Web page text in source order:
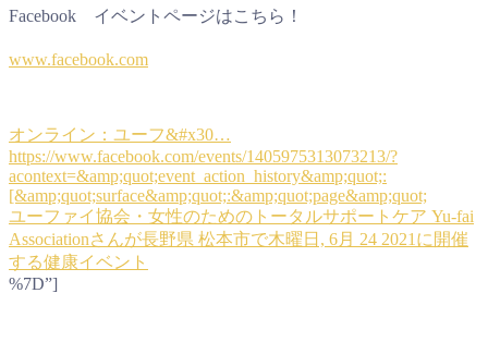
Facebook イベントページはこちら！
www.facebook.com
オンライン：ユーフ&#x30…
https://www.facebook.com/events/1405975313073213/?
acontext=&amp;quot;event_action_history&amp;quot;:
[&amp;quot;surface&amp;quot;:&amp;quot;page&amp;quot;
ユーファイ協会・女性のためのトータルサポートケア Yu-fai
Associationさんが長野県 松本市で木曜日, 6月 24 2021に開催
する健康イベント
%7D”]